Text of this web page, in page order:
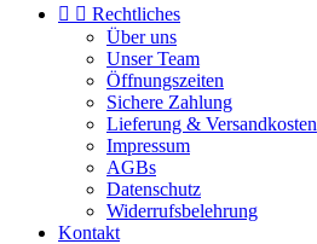
  Rechtliches
Über uns
Unser Team
Öffnungszeiten
Sichere Zahlung
Lieferung & Versandkosten
Impressum
AGBs
Datenschutz
Widerrufsbelehrung
Kontakt